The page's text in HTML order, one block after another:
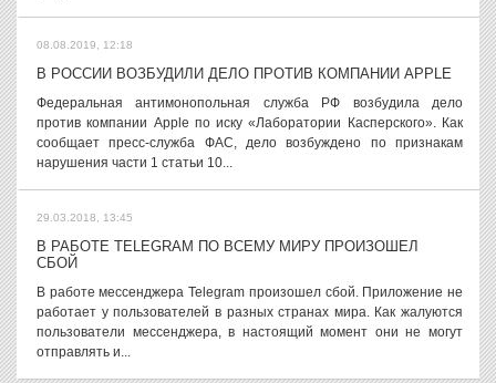
08.08.2019, 12:18
В РОССИИ ВОЗБУДИЛИ ДЕЛО ПРОТИВ КОМПАНИИ APPLE
Федеральная антимонопольная служба РФ возбудила дело
против компании Apple по иску «Лаборатории Касперского». Как
сообщает пресс-служба ФАС, дело возбуждено по признакам
нарушения части 1 статьи 10...
29.03.2018, 13:45
В РАБОТЕ TELEGRAM ПО ВСЕМУ МИРУ ПРОИЗОШЕЛ
СБОЙ
В работе мессенджера Telegram произошел сбой. Приложение не
работает у пользователей в разных странах мира. Как жалуются
пользователи мессенджера, в настоящий момент они не могут
отправлять и...